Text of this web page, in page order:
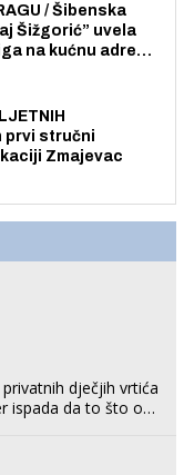
/ Šibenska
Šižgorić” uvela
na kućnu adresu
prvi stručni
Zmajevac
privatnih dječjih vrtića
ispada da to što oni